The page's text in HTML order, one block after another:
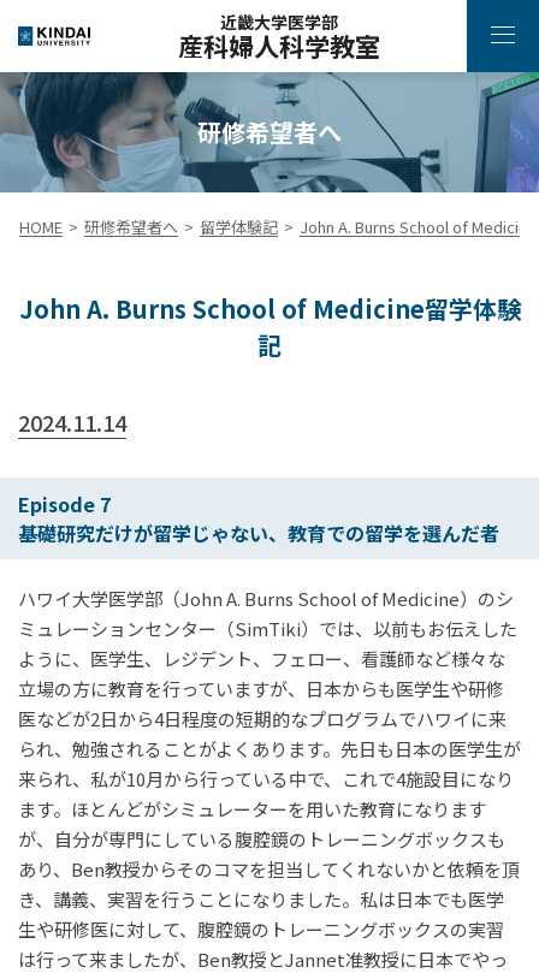
近畿大学医学部
産科婦人科学教室
研修希望者へ
HOME 研修希望者へ 留学体験記 John A. Burns School of
John A. Burns School of Medicine留学体験
記
2024.11.14
Episode 7
基礎研究だけが留学じゃない、教育での留学を選んだ者
ハワイ大学医学部（John A. Burns School of Medicine）のシ
ミュレーションセンター（SimTiki）では、以前もお伝えした
ように、医学生、レジデント、フェロー、看護師など様々な
立場の方に教育を行っていますが、日本からも医学生や研修
医などが2日から4日程度の短期的なプログラムでハワイに来
られ、勉強されることがよくあります。先日も日本の医学生が
来られ、私が10月から行っている中で、これで4施設目になり
ます。ほとんどがシミュレーターを用いた教育になります
が、自分が専門にしている腹腔鏡のトレーニングボックスも
あり、Ben教授からそのコマを担当してくれないかと依頼を頂
き、講義、実習を行うことになりました。私は日本でも医学
生や研修医に対して、腹腔鏡のトレーニングボックスの実習
は行って来ましたが、Ben教授とJannet准教授に日本でやっ